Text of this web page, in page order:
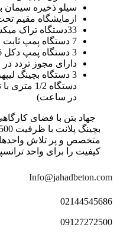
سیلو ذخیره سیمان به
ازمایشگاه مقیم
33دستگاه تراک میکسر
7 دستگاه پمپ ثابت
3 دستگاه پمپ دکل 36-42-52 متری
دارای مجوز تردد در
در ساعت)
جهاد بتن با فضای
متخصص و پر تلاش
کیفیت را برای واحد
Info@jahadbeton.com
02144545686
09127272500